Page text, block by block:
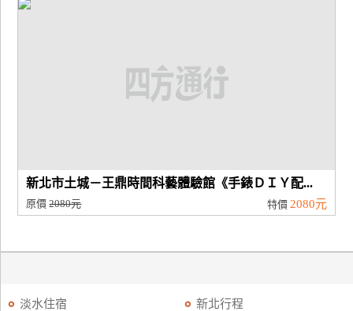
新北市土城－王鼎時間科藝體驗館《手錶ＤＩＹ配...
原價2080元 特價 2080元
淡水住宿 新北行程